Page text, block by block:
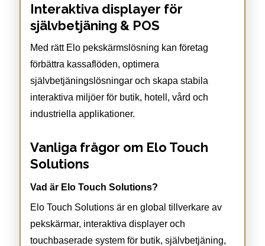
Interaktiva displayer för
självbetjäning & POS
Med rätt Elo pekskärmslösning kan företag
förbättra kassaflöden, optimera
självbetjäningslösningar och skapa stabila
interaktiva miljöer för butik, hotell, vård och
industriella applikationer.
Vanliga frågor om Elo Touch
Solutions
Vad är Elo Touch Solutions?
Elo Touch Solutions är en global tillverkare av
pekskärmar, interaktiva displayer och
touchbaserade system för butik, självbetjäning,